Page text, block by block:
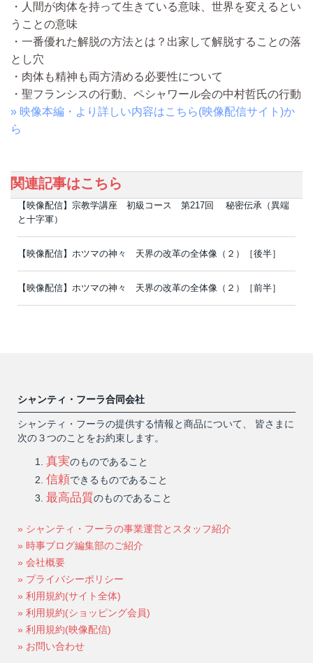
・人間が肉体を持って生きている意味、世界を変えるとい
うことの意味
・一番優れた解脱の方法とは？出家して解脱することの落
とし穴
・肉体も精神も両方清める必要性について
・聖フランシスの行動、ペシャワール会の中村哲氏の行動
» 映像本編・より詳しい内容はこちら(映像配信サイト)か
ら
関連記事はこちら
【映像配信】宗教学講座 初級コース 第217回 秘密伝承（異端
と十字軍）
【映像配信】ホツマの神々 天界の改革の全体像（２）［後半］
【映像配信】ホツマの神々 天界の改革の全体像（２）［前半］
シャンティ・フーラ合同会社
シャンティ・フーラの提供する情報と商品について、 皆さまに
次の３つのことをお約束します。
真実のものであること
信頼できるものであること
最高品質のものであること
» シャンティ・フーラの事業運営とスタッフ紹介
» 時事ブログ編集部のご紹介
» 会社概要
» プライバシーポリシー
» 利用規約(サイト全体)
» 利用規約(ショッピング会員)
» 利用規約(映像配信)
» お問い合わせ